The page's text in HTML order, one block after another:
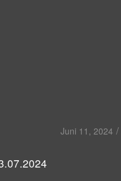
Juni 11, 2024 /